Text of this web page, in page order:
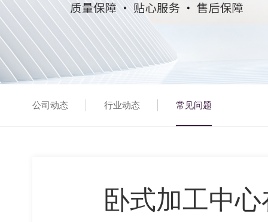
公司动态 行业动态 常见问题
卧式加工中